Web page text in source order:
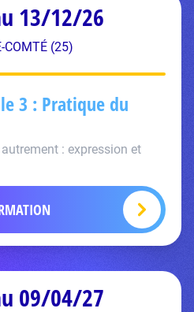
13/12/26
COMTÉ (25)
3 : Pratique du
: expression et
09/04/27